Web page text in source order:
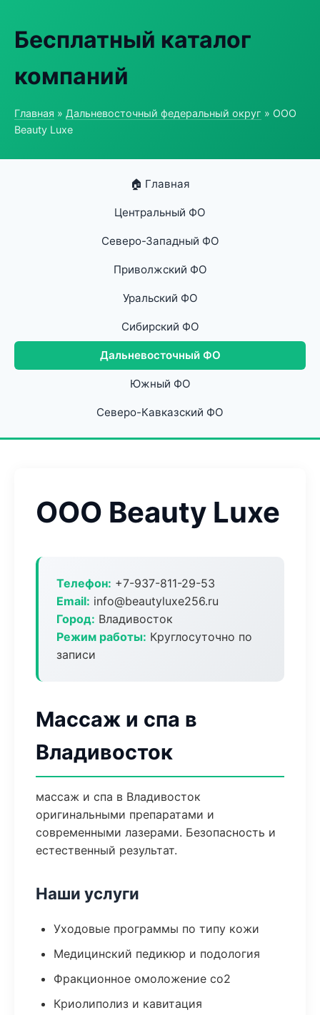
Бесплатный каталог
компаний
Главная » Дальневосточный федеральный округ » ООО
Beauty Luxe
🏠 Главная
Центральный ФО
Северо-Западный ФО
Приволжский ФО
Уральский ФО
Сибирский ФО
Дальневосточный ФО
Южный ФО
Северо-Кавказский ФО
ООО Beauty Luxe
Телефон: +7-937-811-29-53
Email: info@beautyluxe256.ru
Город: Владивосток
Режим работы: Круглосуточно по
записи
Массаж и спа в
Владивосток
массаж и спа в Владивосток
оригинальными препаратами и
современными лазерами. Безопасность и
естественный результат.
Наши услуги
Уходовые программы по типу кожи
Медицинский педикюр и подология
Фракционное омоложение co2
Криолиполиз и кавитация